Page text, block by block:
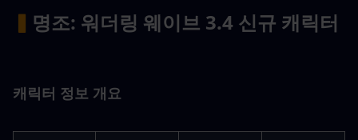
▍ 명조: 워더링 웨이브 3.4 신규 캐릭터
캐릭터 정보 개요